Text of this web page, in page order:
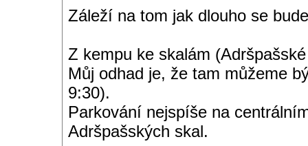
Záleží na tom jak dlouho se
Z kempu ke skalám
Můj odhad je, že tam můžeme
9:30).
Parkování nejspíše na
Adršpašských skal.